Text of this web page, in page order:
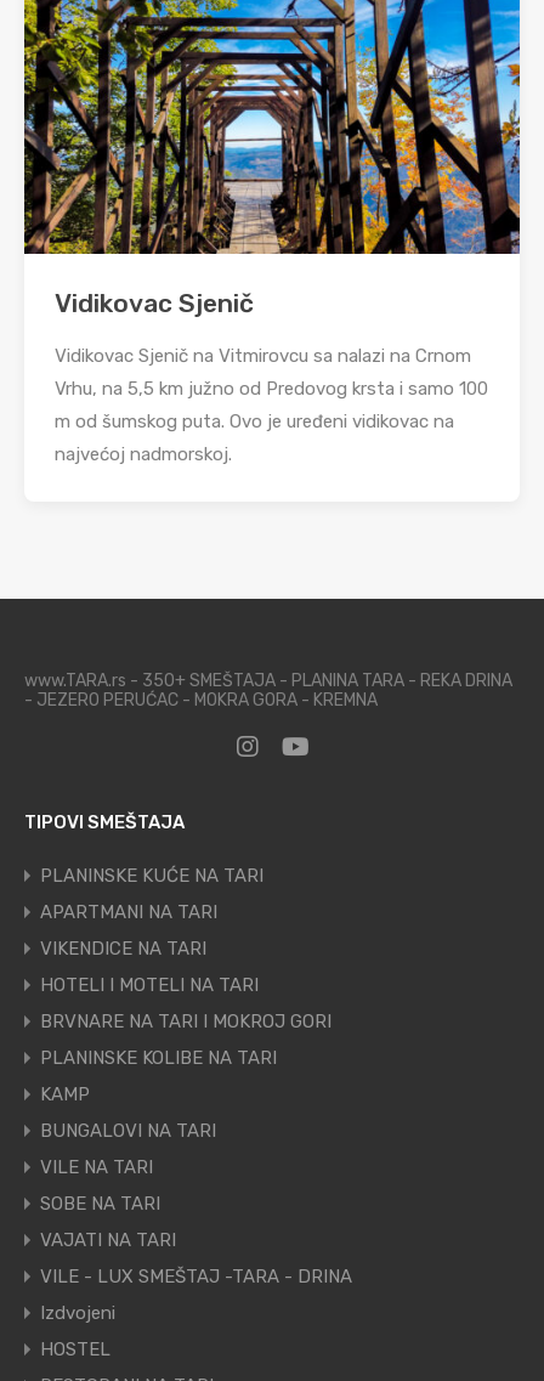
Vidikovac Sjenič
Vidikovac Sjenič na Vitmirovcu sa nalazi na Crnom
Vrhu, na 5,5 km južno od Predovog krsta i samo 100
m od šumskog puta. Ovo je uređeni vidikovac na
najvećoj nadmorskoj.
www.TARA.rs - 350+ SMEŠTAJA - PLANINA TARA - REKA DRINA
- JEZERO PERUĆAC - MOKRA GORA - KREMNA
TIPOVI SMEŠTAJA
PLANINSKE KUĆE NA TARI
APARTMANI NA TARI
VIKENDICE NA TARI
HOTELI I MOTELI NA TARI
BRVNARE NA TARI I MOKROJ GORI
PLANINSKE KOLIBE NA TARI
KAMP
BUNGALOVI NA TARI
VILE NA TARI
SOBE NA TARI
VAJATI NA TARI
VILE - LUX SMEŠTAJ -TARA - DRINA
Izdvojeni
HOSTEL